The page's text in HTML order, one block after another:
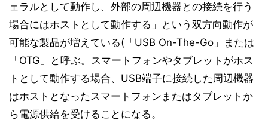
ェラルとして動作し、外部の周辺機器との接続を行う
場合にはホストとして動作する」という双方向動作が
可能な製品が増えている(「USB On-The-Go」または
「OTG」と呼ぶ。スマートフォンやタブレットがホス
トとして動作する場合、USB端子に接続した周辺機器
はホストとなったスマートフォンまたはタブレットか
ら電源供給を受けることになる。